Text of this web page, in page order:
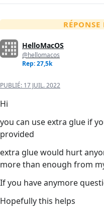
HelloMacOS
@hellomacos
Rep: 27,5k
PUBLIÉ: 17 JUIL. 2022
Hi
you can use extra glue if
provided
extra glue would hurt
more than enough from
If you have anymore
Hopefully this helps